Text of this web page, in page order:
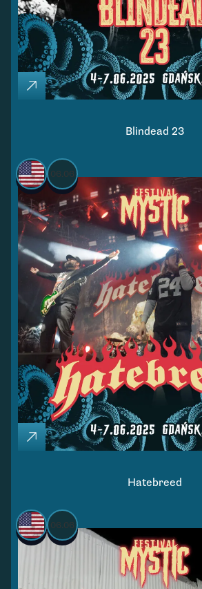
Blindead 23
06.06
Hatebreed
06.06